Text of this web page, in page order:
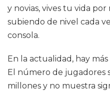
y novias, vives tu vida
subiendo de nivel cada
consola.
En la actualidad, hay
El número de jugadores
millones y no muestra